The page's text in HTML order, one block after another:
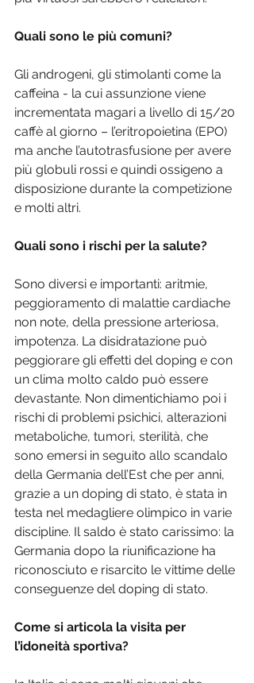
Quali sono le più comuni?
Gli androgeni, gli stimolanti come la
caffeina - la cui assunzione viene
incrementata magari a livello di 15/20
caffè al giorno – l’eritropoietina (EPO)
ma anche l’autotrasfusione per avere
più globuli rossi e quindi ossigeno a
disposizione durante la competizione
e molti altri.
Quali sono i rischi per la salute?
Sono diversi e importanti: aritmie,
peggioramento di malattie cardiache
non note, della pressione arteriosa,
impotenza. La disidratazione può
peggiorare gli effetti del doping e con
un clima molto caldo può essere
devastante. Non dimentichiamo poi i
rischi di problemi psichici, alterazioni
metaboliche, tumori, sterilità, che
sono emersi in seguito allo scandalo
della Germania dell’Est che per anni,
grazie a un doping di stato, è stata in
testa nel medagliere olimpico in varie
discipline. Il saldo è stato carissimo: la
Germania dopo la riunificazione ha
riconosciuto e risarcito le vittime delle
conseguenze del doping di stato.
Come si articola la visita per
l’idoneità sportiva?